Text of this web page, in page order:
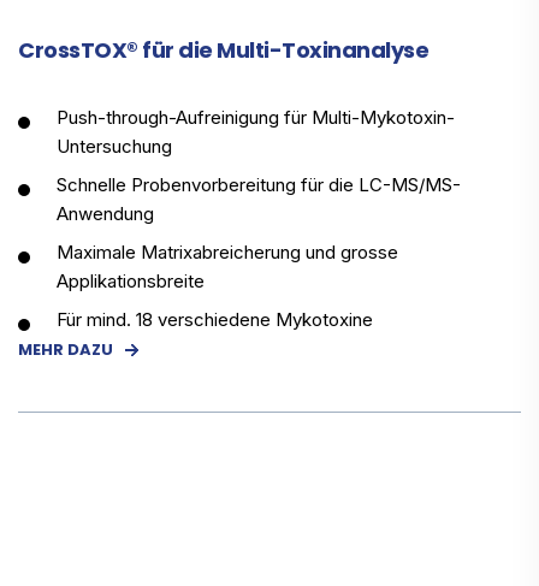
CrossTOX® für die Multi-Toxinanalyse
Push-through-Aufreinigung für Multi-Mykotoxin-
Untersuchung
Schnelle Probenvorbereitung für die LC-MS/MS-
Anwendung
Maximale Matrixabreicherung und grosse
Applikationsbreite
Für mind. 18 verschiedene Mykotoxine
MEHR DAZU